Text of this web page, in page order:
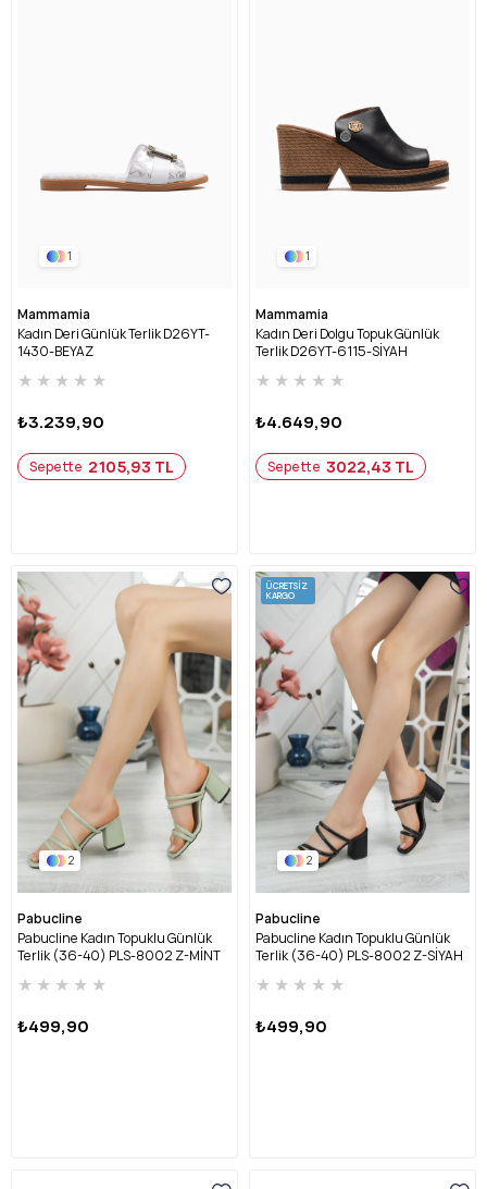
1
Mammamia
Kadın Deri Günlük Terlik D26YT-
1430-BEYAZ
★ ★ ★ ★ ★
₺3.239,90
Sepette 2105,93 TL
1
Mammamia
Kadın Deri Dolgu Topuk Günlük
Terlik D26YT-6115-SİYAH
★ ★ ★ ★ ★
₺4.649,90
Sepette 3022,43 TL
2
Pabucline
Pabucline Kadın Topuklu Günlük
Terlik (36-40) PLS-8002 Z-MİNT
★ ★ ★ ★ ★
₺499,90
2
Pabucline
Pabucline Kadın Topuklu Günlük
Terlik (36-40) PLS-8002 Z-SİYAH
★ ★ ★ ★ ★
₺499,90
ÜCRETSIZ
KARGO